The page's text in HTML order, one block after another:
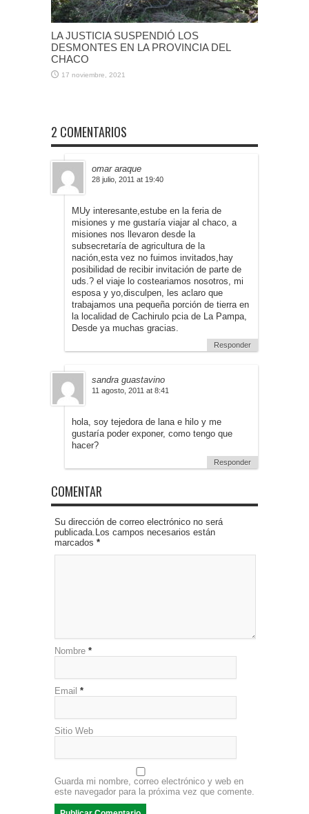
LA JUSTICIA SUSPENDIÓ LOS
DESMONTES EN LA PROVINCIA DEL
CHACO
17 noviembre, 2021
2 COMENTARIOS
omar araque
28 julio, 2011 at 19:40
MUy interesante,estube en la feria de
misiones y me gustaría viajar al chaco, a
misiones nos llevaron desde la
subsecretaría de agricultura de la
nación,esta vez no fuimos invitados,hay
posibilidad de recibir invitación de parte de
uds.? el viaje lo costeariamos nosotros, mi
esposa y yo,disculpen, les aclaro que
trabajamos una pequeña porción de tierra en
la localidad de Cachirulo pcia de La Pampa,
Desde ya muchas gracias.
Responder
sandra guastavino
11 agosto, 2011 at 8:41
hola, soy tejedora de lana e hilo y me
gustaría poder exponer, como tengo que
hacer?
Responder
COMENTAR
Su dirección de correo electrónico no será
publicada.Los campos necesarios están
marcados *
Nombre *
Email *
Sitio Web
Guarda mi nombre, correo electrónico y web en
este navegador para la próxima vez que comente.